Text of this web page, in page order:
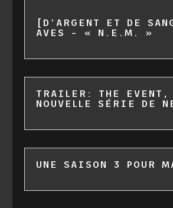
[D’ARGENT ET DE
AVES – « N.E.M. »
TRAILER: THE EVENT,
NOUVELLE SÉRIE DE
UNE SAISON 3 POUR